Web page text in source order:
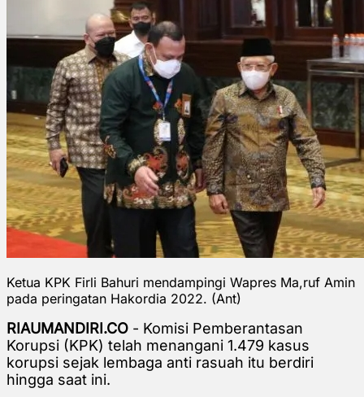
Ketua KPK Firli Bahuri mendampingi Wapres Ma,ruf Amin
pada peringatan Hakordia 2022. (Ant)
RIAUMANDIRI.CO - Komisi Pemberantasan
Korupsi (KPK) telah menangani 1.479 kasus
korupsi sejak lembaga anti rasuah itu berdiri
hingga saat ini.